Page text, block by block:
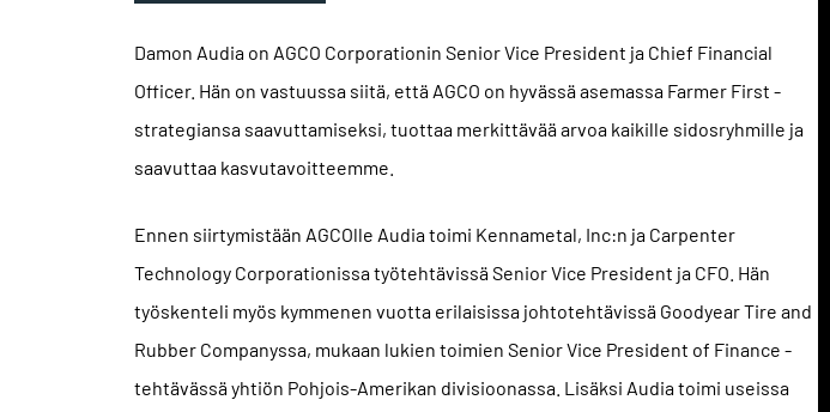
Damon Audia on AGCO Corporationin Senior Vice President ja Chief Financial
Officer. Hän on vastuussa siitä, että AGCO on hyvässä asemassa Farmer First -
strategiansa saavuttamiseksi, tuottaa merkittävää arvoa kaikille sidosryhmille ja
saavuttaa kasvutavoitteemme.
Ennen siirtymistään AGCOlle Audia toimi Kennametal, Inc:n ja Carpenter
Technology Corporationissa työtehtävissä Senior Vice President ja CFO. Hän
työskenteli myös kymmenen vuotta erilaisissa johtotehtävissä Goodyear Tire and
Rubber Companyssa, mukaan lukien toimien Senior Vice President of Finance -
tehtävässä yhtiön Pohjois-Amerikan divisioonassa. Lisäksi Audia toimi useissa